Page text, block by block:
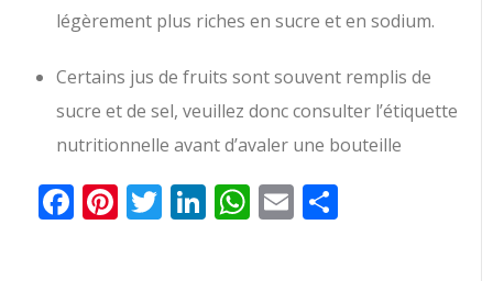
légèrement plus riches en sucre et en sodium.
Certains jus de fruits sont souvent remplis de
sucre et de sel, veuillez donc consulter l’étiquette
nutritionnelle avant d’avaler une bouteille
Facebook
Pinterest
Twitter
LinkedIn
WhatsApp
Email